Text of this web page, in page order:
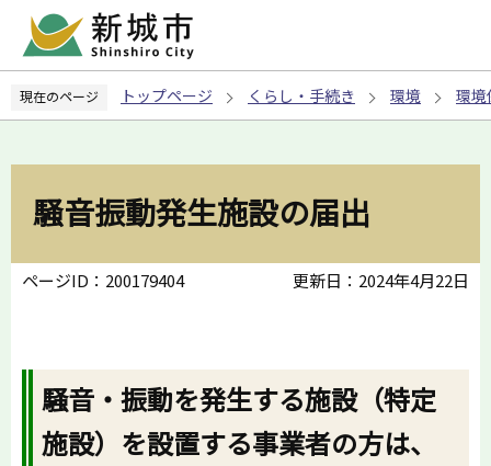
ペ
の
現在のページ トップページ くらし・手続き 環境 環境
騒音振動発生施設の届出
ページID：200179404 更新日：2024年4月22日
騒音・振動を発生する施設（特定
施設）を設置する事業者の方は、